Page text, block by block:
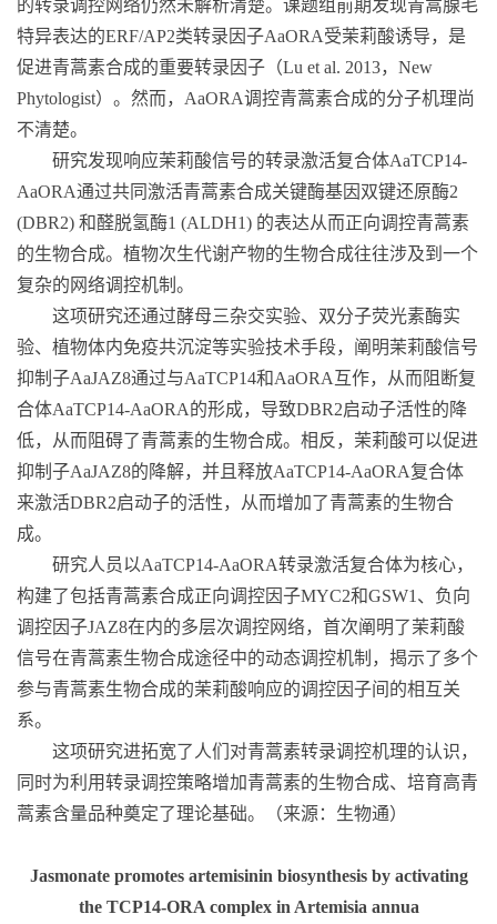
的转录调控网络仍然未解析清楚。课题组前期发现青蒿腺毛
特异表达的ERF/AP2类转录因子AaORA受茉莉酸诱导，是
促进青蒿素合成的重要转录因子（Lu et al. 2013， New
Phytologist）。然而， AaORA调控青蒿素合成的分子机理尚
不清楚。
研究发现响应茉莉酸信号的转录激活复合体AaTCP14-
AaORA通过共同激活青蒿素合成关键酶基因双键还原酶2
(DBR2) 和醛脱氢酶1 (ALDH1) 的表达从而正向调控青蒿素
的生物合成。植物次生代谢产物的生物合成往往涉及到一个
复杂的网络调控机制。
这项研究还通过酵母三杂交实验、双分子荧光素酶实
验、植物体内免疫共沉淀等实验技术手段，阐明茉莉酸信号
抑制子AaJAZ8通过与AaTCP14和AaORA 互作，从而阻断复
合体AaTCP14-AaORA的形成，导致DBR2启动子活性的降
低，从而阻碍了青蒿素的生物合成。相反，茉莉酸可以促进
抑制子AaJAZ8的降解，并且释放AaTCP14-AaORA复合体
来激活DBR2启动子的活性，从而增加了青蒿素的生物合
成。
研究人员以AaTCP14-AaORA转录激活复合体为核心，
构建了包括青蒿素合成正向调控因子MYC2和GSW1 、负向
调控因子JAZ8在内的多层次调控网络，首次阐明了茉莉酸
信号在青蒿素生物合成途径中的动态调控机制，揭示了多个
参与青蒿素生物合成的茉莉酸响应的调控因子间的相互关
系。
这项研究进拓宽了人们对青蒿素转录调控机理的认识，
同时为利用转录调控策略增加青蒿素的生物合成、培育高青
蒿素含量品种奠定了理论基础。（来源：生物通）
Jasmonate promotes artemisinin biosynthesis by activating
the TCP14-ORA complex in Artemisia annua